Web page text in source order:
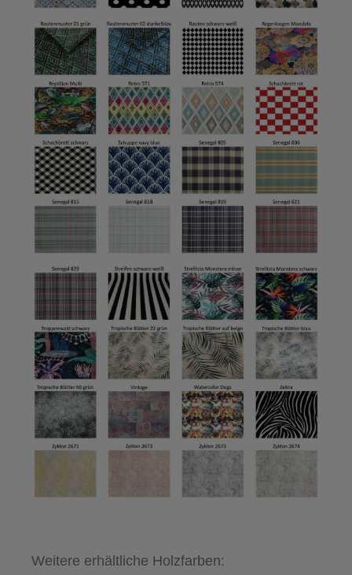
Weitere erhältliche Holzfarben: